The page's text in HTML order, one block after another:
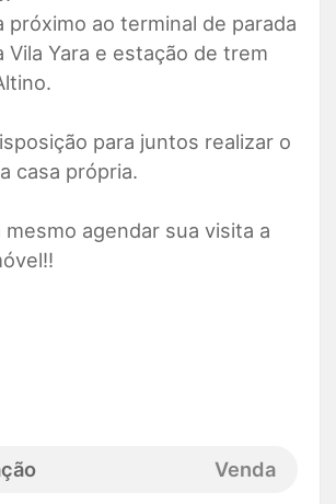
próximo ao terminal de parada
Vila Yara e estação de trem
para juntos realizar o
casa própria.
mesmo agendar sua visita a
Venda